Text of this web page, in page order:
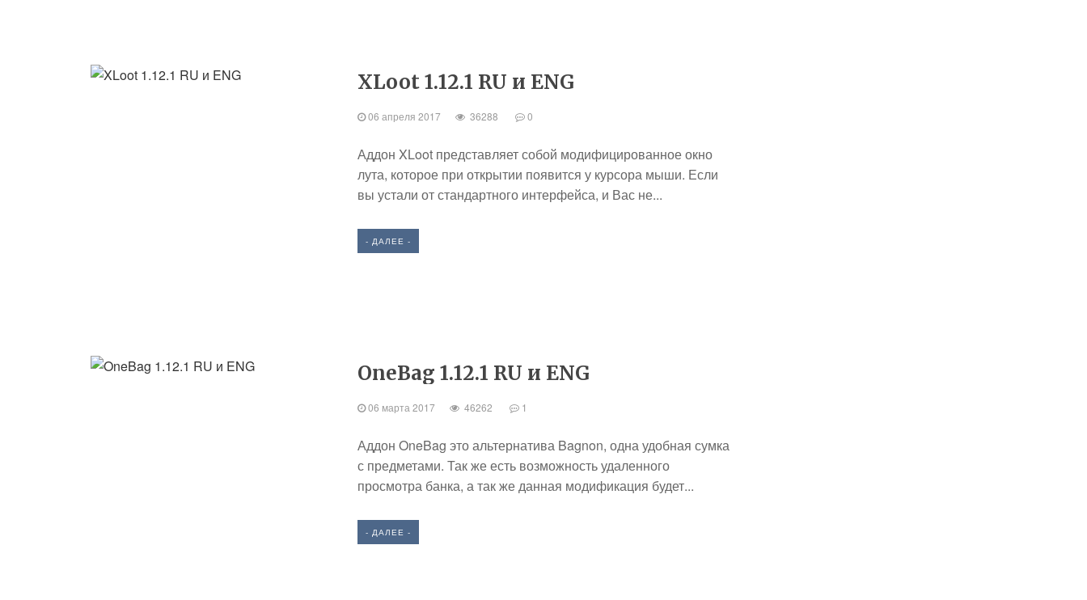
XLoot 1.12.1 RU и ENG
06 апреля 2017 36288 0
Аддон XLoot представляет собой модифицированное окно
лута, которое при открытии появится у курсора мыши. Если
вы устали от стандартного интерфейса, и Вас не...
- ДАЛЕЕ -
OneBag 1.12.1 RU и ENG
06 марта 2017 46262 1
Аддон OneBag это альтернатива Bagnon, одна удобная сумка
с предметами. Так же есть возможность удаленного
просмотра банка, а так же данная модификация будет...
- ДАЛЕЕ -